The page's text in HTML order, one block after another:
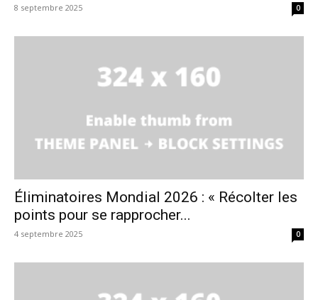
8 septembre 2025 0
Éliminatoires Mondial 2026 : « Récolter les
points pour se rapprocher...
4 septembre 2025 0